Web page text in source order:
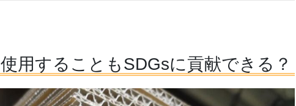
用することもSDGsに貢献できる？